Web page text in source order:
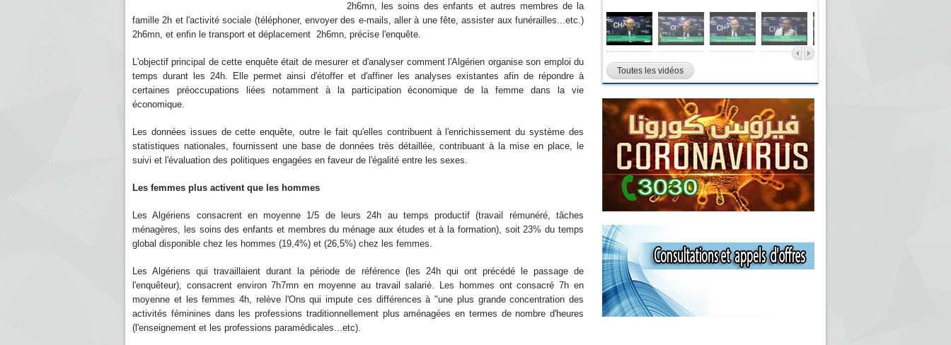
2h6mn, les soins des enfants et autres membres de la
famille 2h et l'activité sociale (téléphoner, envoyer des e-mails, aller à une fête, assister aux funérailles...etc.)
2h6mn, et enfin le transport et déplacement 2h6mn, précise l'enquête.
L'objectif principal de cette enquête était de mesurer et d'analyser comment l'Algérien organise son emploi du
temps durant les 24h. Elle permet ainsi d'étoffer et d'affiner les analyses existantes afin de répondre à
certaines préoccupations liées notamment à la participation économique de la femme dans la vie
économique.
Les données issues de cette enquête, outre le fait qu'elles contribuent à l'enrichissement du système des
statistiques nationales, fournissent une base de données très détaillée, contribuant à la mise en place, le
suivi et l'évaluation des politiques engagées en faveur de l'égalité entre les sexes.
Les femmes plus activent que les hommes
Les Algériens consacrent en moyenne 1/5 de leurs 24h au temps productif (travail rémunéré, tâches
ménagères, les soins des enfants et membres du ménage aux études et à la formation), soit 23% du temps
global disponible chez les hommes (19,4%) et (26,5%) chez les femmes.
Les Algériens qui travaillaient durant la période de référence (les 24h qui ont précédé le passage de
l'enquêteur), consacrent environ 7h7mn en moyenne au travail salarié. Les hommes ont consacré 7h en
moyenne et les femmes 4h, relève l'Ons qui impute ces différences à "une plus grande concentration des
activités féminines dans les professions traditionnellement plus aménagées en termes de nombre d'heures
(l'enseignement et les professions paramédicales...etc).
Toutes les vidéos